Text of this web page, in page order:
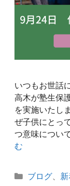
いつもお世話
高木が塾生保
を実施いたし
ぜ子供にとっ
つ意味につい
む
カ
ブログ、